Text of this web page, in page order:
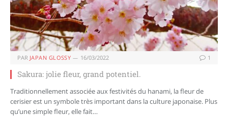
PAR JAPAN GLOSSY 16/03/2022 1
Sakura: jolie fleur, grand potentiel.
Traditionnellement associée aux festivités du hanami, la fleur de
cerisier est un symbole très important dans la culture japonaise. Plus
qu’une simple fleur, elle fait…